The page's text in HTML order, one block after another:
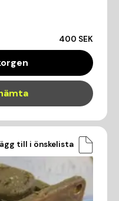
400 SEK
till i önskelista